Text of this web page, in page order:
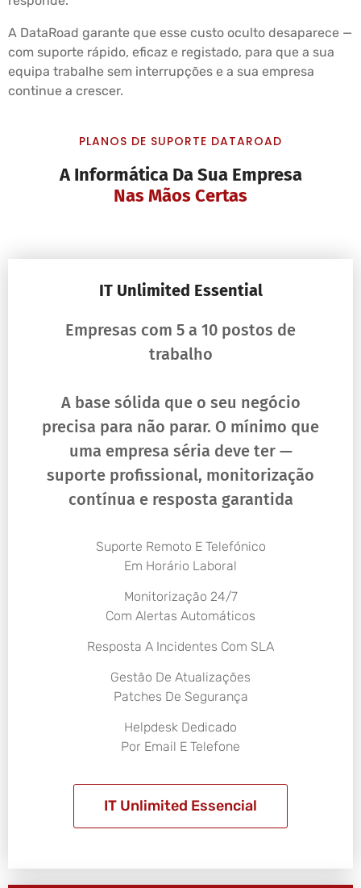
A DataRoad garante que esse custo oculto desaparece —
com suporte rápido, eficaz e registado, para que a sua
equipa trabalhe sem interrupções e a sua empresa
continue a crescer.
PLANOS DE SUPORTE DATAROAD
A Informática Da Sua Empresa
Nas Mãos Certas
IT Unlimited Essential
Empresas com 5 a 10 postos de
trabalho
A base sólida que o seu negócio
precisa para não parar. O mínimo que
uma empresa séria deve ter —
suporte profissional, monitorização
contínua e resposta garantida
Suporte Remoto E Telefónico
Em Horário Laboral
Monitorização 24/7
Com Alertas Automáticos
Resposta A Incidentes Com SLA
Gestão De Atualizações
Patches De Segurança
Helpdesk Dedicado
Por Email E Telefone
IT Unlimited Essencial